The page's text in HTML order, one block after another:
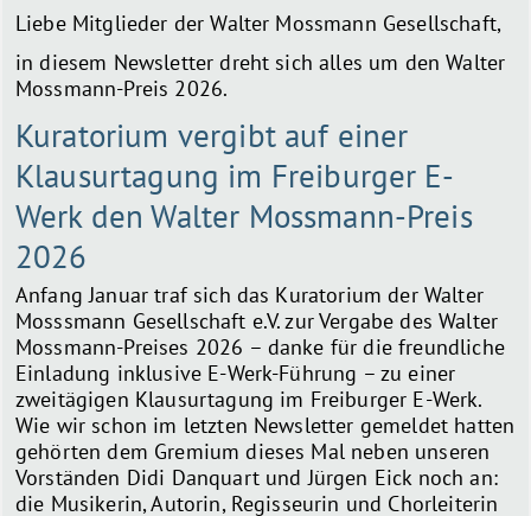
Liebe Mitglieder der Walter Mossmann Gesellschaft,
in diesem Newsletter dreht sich alles um den Walter
Mossmann-Preis 2026.
Kuratorium vergibt auf einer
Klausurtagung im Freiburger E-
Werk den Walter Mossmann-Preis
2026
Anfang Januar traf sich das Kuratorium der Walter
Mosssmann Gesellschaft e.V. zur Vergabe des Walter
Mossmann-Preises 2026 – danke für die freundliche
Einladung inklusive E-Werk-Führung – zu einer
zweitägigen Klausurtagung im Freiburger E-Werk.
Wie wir schon im letzten Newsletter gemeldet hatten
gehörten dem Gremium dieses Mal neben unseren
Vorständen Didi Danquart und Jürgen Eick noch an:
die Musikerin, Autorin, Regisseurin und Chorleiterin